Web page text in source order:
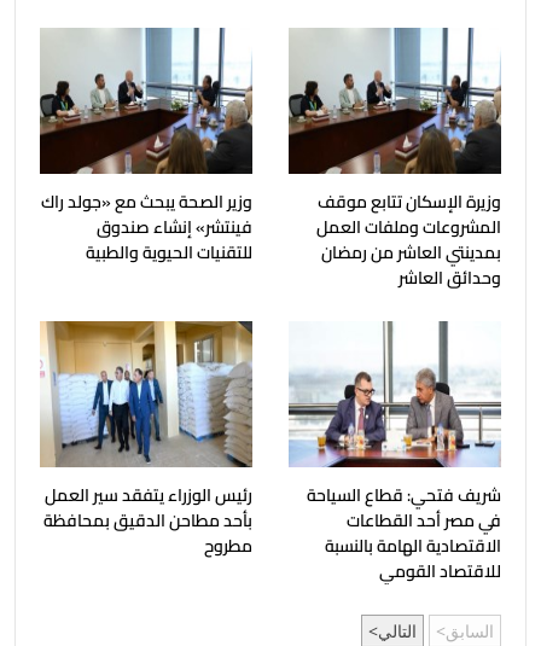
وزيرة الإسكان تتابع موقف
المشروعات وملفات العمل
بمدينتي العاشر من رمضان
وحدائق العاشر
وزير الصحة يبحث مع «جولد راك
فينتشر» إنشاء صندوق
للتقنيات الحيوية والطبية
شريف فتحي: قطاع السياحة
في مصر أحد القطاعات
الاقتصادية الهامة بالنسبة
للاقتصاد القومي
رئيس الوزراء يتفقد سير العمل
بأحد مطاحن الدقيق بمحافظة
مطروح
السابق التالي